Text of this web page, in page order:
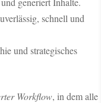
schnell und
und strategisches
Workflow, in dem alle